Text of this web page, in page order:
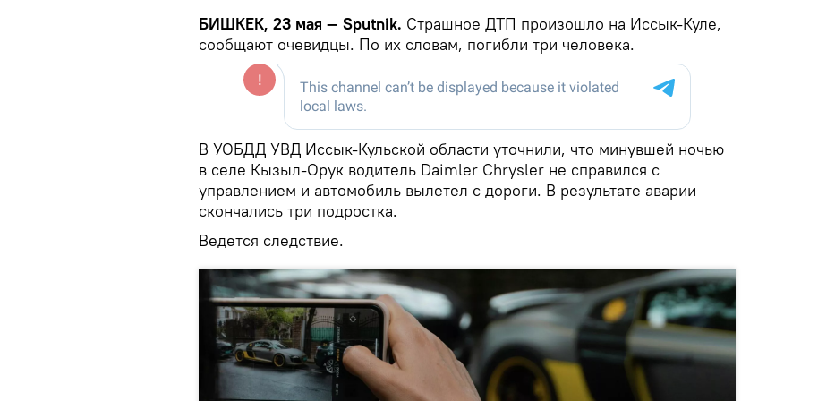
БИШКЕК, 23 мая — Sputnik. Страшное ДТП произошло на Иссык-Куле,
сообщают очевидцы. По их словам, погибли три человека.
В УОБДД УВД Иссык-Кульской области уточнили, что минувшей ночью
в селе Кызыл-Орук водитель Daimler Chrysler не справился с
управлением и автомобиль вылетел с дороги. В результате аварии
скончались три подростка.
Ведется следствие.